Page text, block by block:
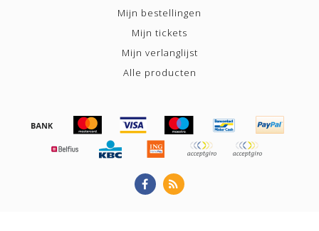
Mijn bestellingen
Mijn tickets
Mijn verlanglijst
Alle producten